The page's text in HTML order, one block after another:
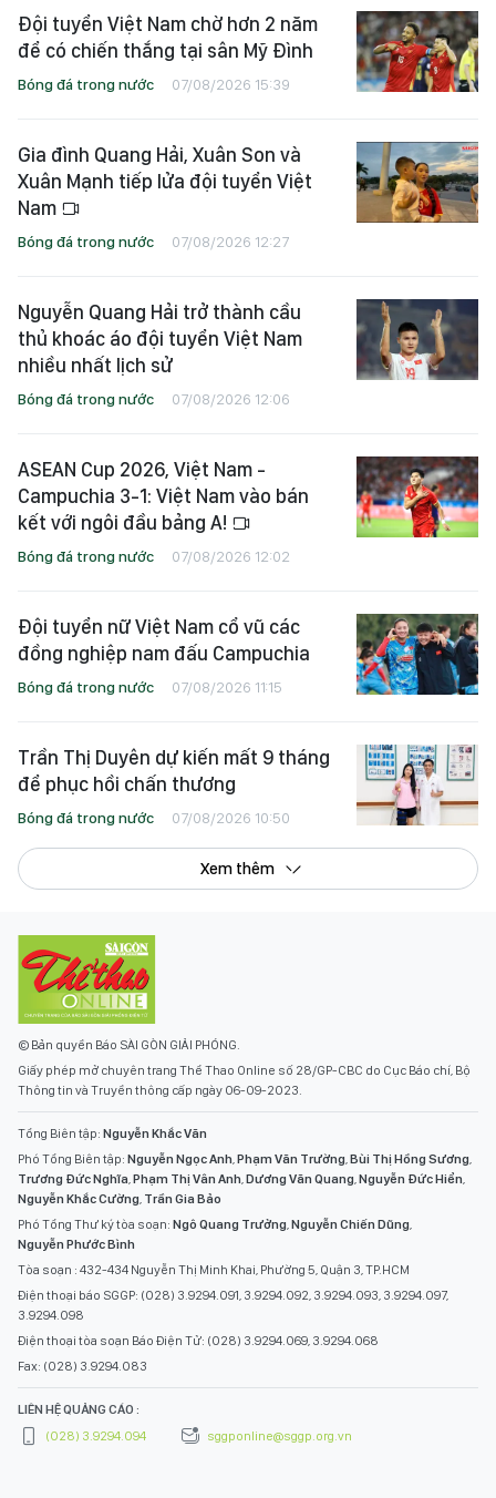
Đội tuyển Việt Nam chờ hơn 2 năm
để có chiến thắng tại sân Mỹ Đình
Bóng đá trong nước 07/08/2026 15:39
Gia đình Quang Hải, Xuân Son và
Xuân Mạnh tiếp lửa đội tuyển Việt
Nam
Bóng đá trong nước 07/08/2026 12:27
Nguyễn Quang Hải trở thành cầu
thủ khoác áo đội tuyển Việt Nam
nhiều nhất lịch sử
Bóng đá trong nước 07/08/2026 12:06
ASEAN Cup 2026, Việt Nam -
Campuchia 3-1: Việt Nam vào bán
kết với ngôi đầu bảng A!
Bóng đá trong nước 07/08/2026 12:02
Đội tuyển nữ Việt Nam cổ vũ các
đồng nghiệp nam đấu Campuchia
Bóng đá trong nước 07/08/2026 11:15
Trần Thị Duyên dự kiến mất 9 tháng
để phục hồi chấn thương
Bóng đá trong nước 07/08/2026 10:50
Xem thêm
© Bản quyền Báo SÀI GÒN GIẢI PHÓNG.
Giấy phép mở chuyên trang Thể Thao Online số 28/GP-CBC do Cục Báo chí, Bộ
Thông tin và Truyền thông cấp ngày 06-09-2023.
Tổng Biên tập: Nguyễn Khắc Văn
Phó Tổng Biên tập: Nguyễn Ngọc Anh,Phạm Văn Trường,Bùi Thị Hồng Sương,
Trương Đức Nghĩa,Phạm Thị Vân Anh,Dương Văn Quang,Nguyễn Đức Hiển,
Nguyễn Khắc Cường, Trần Gia Bảo
Phó Tổng Thư ký tòa soạn: Ngô Quang Trưởng,Nguyễn Chiến Dũng,
Nguyễn Phước Bình
Tòa soạn : 432-434 Nguyễn Thị Minh Khai, Phường 5, Quận 3, TP.HCM
Điện thoại báo SGGP: (028) 3.9294.091, 3.9294.092, 3.9294.093, 3.9294.097,
3.9294.098
Điện thoại tòa soạn Báo Điện Tử: (028) 3.9294.069, 3.9294.068
Fax: (028) 3.9294.083
LIÊN HỆ QUẢNG CÁO :
(028) 3.9294.094
sggponline@sggp.org.vn